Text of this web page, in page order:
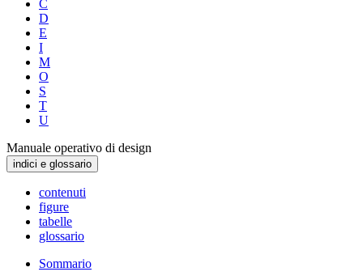
C
D
E
I
M
O
S
T
U
Manuale operativo di design
indici e glossario
contenuti
figure
tabelle
glossario
Sommario